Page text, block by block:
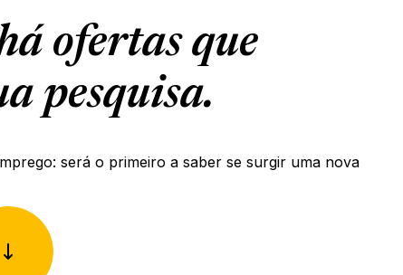
ofertas que
pesquisa.
será o primeiro a saber se surgir uma nova